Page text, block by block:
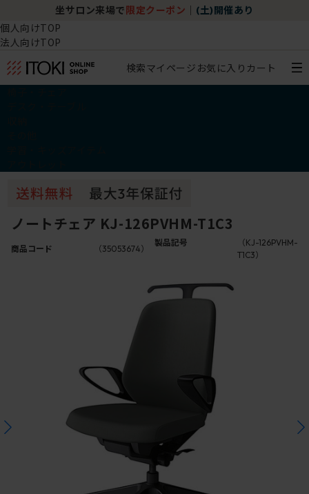
坐サロン来場で 限定クーポン (土)開催あり
個人向けTOP
法人向けTOP
検索マイページ お気に入り カート
ノートチェア KJ-126PVHM-T1C3
商品コード （35053674）
製品記号
（KJ-126PVHM-
T1C3）